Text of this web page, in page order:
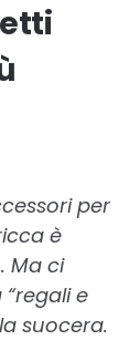
per
è
Ma ci
e
suocera.